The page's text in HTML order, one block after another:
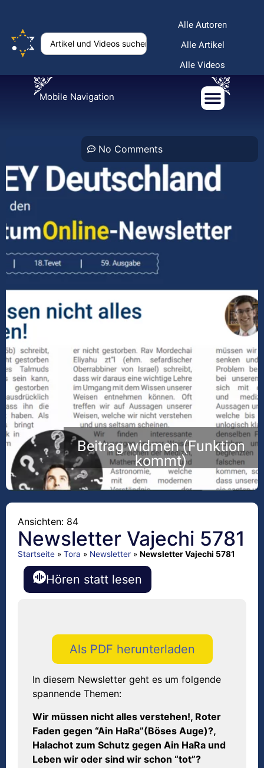
Alle Autoren
Alle Artikel
Alle Videos
Mobile Navigation
No Comments
Beitrag widmen (Funktion
kommt)
Ansichten: 84
Newsletter Vajechi 5781
Startseite » Tora » Newsletter » Newsletter Vajechi 5781
Hören statt lesen
Als PDF herunterladen
In diesem Newsletter geht es um folgende
spannende Themen:
Wir müssen nicht alles verstehen!, Roter
Faden gegen “Ain HaRa”(Böses Auge)?,
Halachot zum Schutz gegen Ain HaRa und
Leben wir oder sind wir schon “tot”?